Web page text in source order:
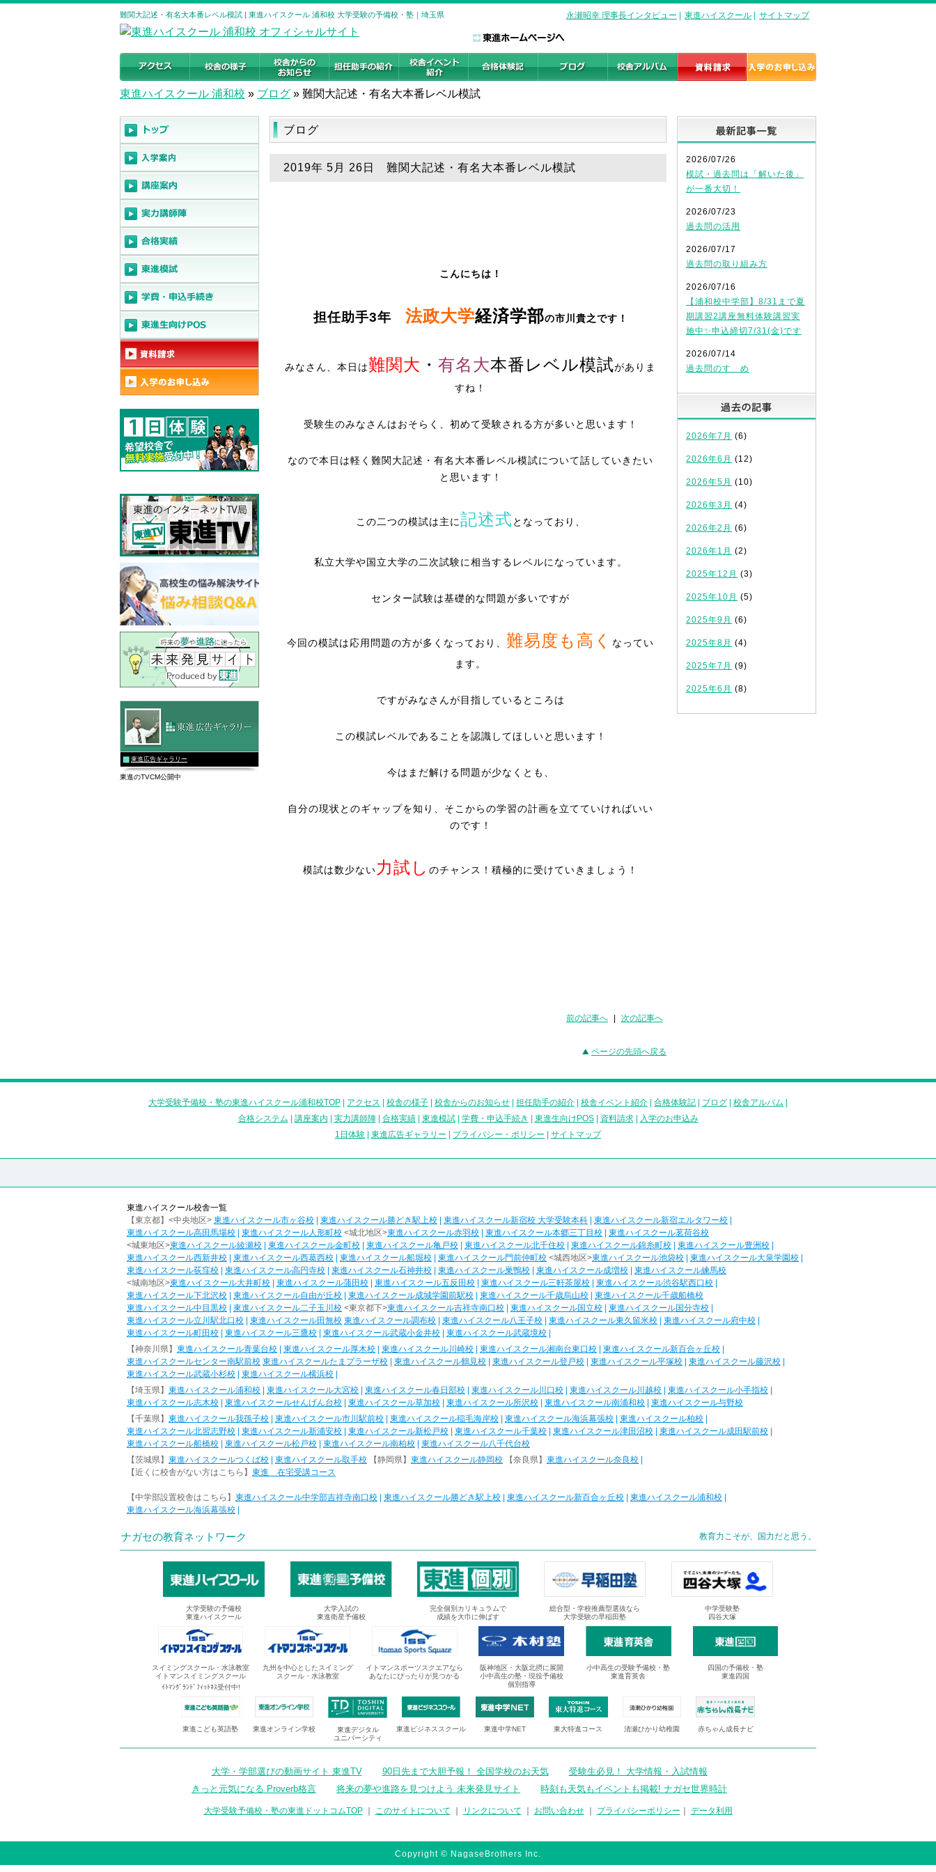
難関大記述・有名大本番レベル模試 | 東進ハイスクール 浦和校 大学受験の予備校・塾｜埼玉県 永瀬昭幸 理事長インタビュー 東進ハイスクール サイトマップ
東進ハイスクール 浦和校 » ブログ » 難関大記述・有名大本番レベル模試
ブログ
2019年 5月 26日 難関大記述・有名大本番レベル模試
こんにちは！
担任助手3年 法政大学経済学部の市川貴之です！
みなさん、本日は難関大 ・ 有名大本番レベル模試がありま
すね！
受験生のみなさんはおそらく、初めて受験される方が多いと思います！
なので本日は軽く難関大記述・有名大本番レベル模試について話していきたい
と思います！
この二つの模試は主に記述式 となっており、
私立大学や国立大学の二次試験に相当するレベルになっています。
センター試験は基礎的な問題が多いですが
今回の模試は応用問題の方が多くなっており、 難易度も高く
なってい
ます。
ですがみなさんが目指しているところは
この模試レベルであることを認識してほしいと思います！
今はまだ解ける問題が少なくとも、
自分の現状とのギャップを知り、そこからの学習の計画を立てていければいい
のです！
模試は数少ない力試し のチャンス！積極的に受けていきましょう！
前の記事へ 次の記事へ
ページの先頭へ戻る
2026/07/26
模試・過去問は「解いた後」
が一番大切！
2026/07/23
過去問の活用
2026/07/17
過去問の取り組み方
2026/07/16
【浦和校中学部】8/31まで夏
期講習2講座無料体験講習実
施中✨申込締切7/31(金)です
2026/07/14
過去問のすゝめ
2026年7月 (6)
2026年6月 (12)
2026年5月 (10)
2026年3月 (4)
2026年2月 (6)
2026年1月 (2)
2025年12月 (3)
2025年10月 (5)
2025年9月 (6)
2025年8月 (4)
2025年7月 (9)
2025年6月 (8)
東進広告ギャラリー
東進のTVCM公開中
大学受験予備校・塾の東進ハイスクール浦和校TOP アクセス 校舎の様子 校舎からのお知らせ 担任助手の紹介 校舎イベント紹介 合格体験記 ブログ 校舎アルバム
合格システム
講座案内 実力講師陣| 合格実績| 東進模試| 学費・申込手続き 東進生向けPOS| 資料請求|
入学のお申込み
1日体験
東進広告ギャラリー プライバシー・ポリシー サイトマップ
東進ハイスクール校舎一覧
【東京都】<中央地区> 東進ハイスクール市ヶ谷校 東進ハイスクール勝どき駅上校 東進ハイスクール新宿校 大学受験本科 東進ハイスクール新宿エルタワー校
東進ハイスクール高田馬場校
東進ハイスクール人形町校 <城北地区>東進ハイスクール赤羽校 東進ハイスクール本郷三丁目校
東進ハイスクール茗荷谷校
<城東地区>東進ハイスクール綾瀬校 東進ハイスクール金町校 東進ハイスクール亀戸校 東進ハイスクール北千住校 東進ハイスクール錦糸町校 東進ハイスクール豊洲校
東進ハイスクール西新井校
東進ハイスクール西葛西校 東進ハイスクール船堀校 東進ハイスクール門前仲町校 <城西地区>東進ハイスクール池袋校 東進ハイスクール大泉学園校
東進ハイスクール荻窪校
東進ハイスクール高円寺校 東進ハイスクール石神井校 東進ハイスクール巣鴨校 東進ハイスクール成増校
東進ハイスクール練馬校
<城南地区>東進ハイスクール大井町校 東進ハイスクール蒲田校 東進ハイスクール五反田校 東進ハイスクール三軒茶屋校 東進ハイスクール渋谷駅西口校
東進ハイスクール下北沢校
東進ハイスクール自由が丘校 東進ハイスクール成城学園前駅校 東進ハイスクール千歳烏山校
東進ハイスクール千歳船橋校
東進ハイスクール中目黒校
東進ハイスクール二子玉川校 <東京都下>東進ハイスクール吉祥寺南口校 東進ハイスクール国立校 東進ハイスクール国分寺校
東進ハイスクール立川駅北口校
東進ハイスクール田無校 東進ハイスクール調布校 東進ハイスクール八王子校 東進ハイスクール東久留米校 東進ハイスクール府中校
東進ハイスクール町田校
東進ハイスクール三鷹校 東進ハイスクール武蔵小金井校 東進ハイスクール武蔵境校
【神奈川県】 東進ハイスクール青葉台校 東進ハイスクール厚木校 東進ハイスクール川崎校 東進ハイスクール湘南台東口校 東進ハイスクール新百合ヶ丘校
東進ハイスクールセンター南駅前校 東進ハイスクールたまプラーザ校 東進ハイスクール鶴見校 東進ハイスクール登戸校 東進ハイスクール平塚校 東進ハイスクール藤沢校
東進ハイスクール武蔵小杉校
東進ハイスクール横浜校
【埼玉県】 東進ハイスクール浦和校 東進ハイスクール大宮校 東進ハイスクール春日部校 東進ハイスクール川口校 東進ハイスクール川越校 東進ハイスクール小手指校
東進ハイスクール志木校
東進ハイスクールせんげん台校 東進ハイスクール草加校 東進ハイスクール所沢校 東進ハイスクール南浦和校
東進ハイスクール与野校
【千葉県】 東進ハイスクール我孫子校 東進ハイスクール市川駅前校 東進ハイスクール稲毛海岸校 東進ハイスクール海浜幕張校 東進ハイスクール柏校
東進ハイスクール北習志野校
東進ハイスクール新浦安校 東進ハイスクール新松戸校 東進ハイスクール千葉校 東進ハイスクール津田沼校 東進ハイスクール成田駅前校
東進ハイスクール船橋校
東進ハイスクール松戸校 東進ハイスクール南柏校
東進ハイスクール八千代台校
【茨城県】 東進ハイスクールつくば校 東進ハイスクール取手校 【静岡県】 東進ハイスクール静岡校 【奈良県】 東進ハイスクール奈良校
【近くに校舎がない方はこちら】 東進 在宅受講コース
【中学部設置校舎はこちら】 東進ハイスクール中学部吉祥寺南口校 東進ハイスクール勝どき駅上校 東進ハイスクール新百合ヶ丘校 東進ハイスクール浦和校
東進ハイスクール海浜幕張校
ナガセの教育ネットワーク 教育力こそが、国力だと思う。
大学受験の予備校
東進ハイスクール
大学入試の
東進衛星予備校
完全個別カリキュラムで
成績を大巾に伸ばす
総合型・学校推薦型選抜なら
大学受験の早稲田塾
中学受験塾
四谷大塚
スイミングスクール・水泳教室
イトマンスイミングスクール
ｲﾄﾏﾝｸﾞﾗﾝﾄﾞﾌｨｯﾄﾈｽ受付中!
九州を中心としたスイミング
スクール・水泳教室
イトマンスポーツスクエアなら
あなたにぴったりが見つかる
阪神地区・大阪北摂に展開
小中高生の塾・現役予備校
個別指導
小中高生の受験予備校・塾
東進育英舎
四国の予備校・塾
東進四国
東進こども英語塾 東進オンライン学校
東進デジタル
ユニバーシティ
東進ビジネススクール 東進中学NET 東大特進コース 清瀬ひかり幼稚園 赤ちゃん成長ナビ
大学・学部選びの動画サイト 東進TV 90日先まで大胆予報！ 全国学校のお天気
受験生必見！ 大学情報・入試情報
きっと元気になる Proverb格言
将来の夢や進路を見つけよう 未来発見サイト 時刻も天気もイベントも掲載! ナガセ世界時計
大学受験予備校・塾の東進ドットコムTOP｜ このサイトについて リンクについて お問い合わせ｜ プライバシーポリシー データ利用
Copyright © NagaseBrothers Inc.